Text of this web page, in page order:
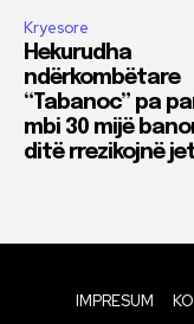
Kryesore
Hekurudha
ndërkombëtare
“Tabanoc” pa
mbi 30 mijë
ditë rrezikojnë
IMPRESUM